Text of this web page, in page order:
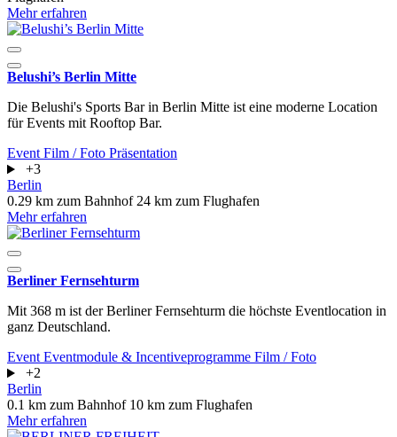
Mehr erfahren
Belushi’s Berlin Mitte
Die Belushi's Sports Bar in Berlin Mitte ist eine moderne Location
für Events mit Rooftop Bar.
Event Film / Foto Präsentation
+3
Berlin
0.29 km zum Bahnhof 24 km zum Flughafen
Mehr erfahren
Berliner Fernsehturm
Mit 368 m ist der Berliner Fernsehturm die höchste Eventlocation in
ganz Deutschland.
Event Eventmodule & Incentiveprogramme Film / Foto
+2
Berlin
0.1 km zum Bahnhof 10 km zum Flughafen
Mehr erfahren